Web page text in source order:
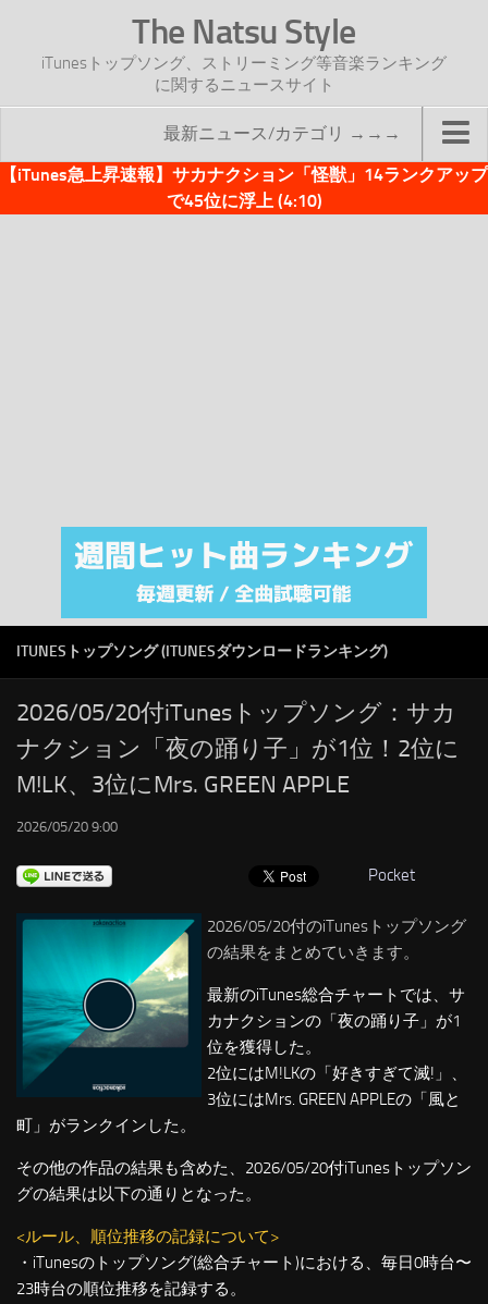
The Natsu Style
iTunesトップソング、ストリーミング等音楽ランキング
に関するニュースサイト
最新ニュース/カテゴリ →→→
TOP
注目カテゴリ
オリジナルiTunes週間トップソング
RSS
LINKS
【iTunes急上昇速報】サカナクション「怪獣」14ランクアップ
で45位に浮上 (4:10)
ITUNESトップソング (ITUNESダウンロードランキング)
2026/05/20付iTunesトップソング：サカ
ナクション「夜の踊り子」が1位！2位に
M!LK、3位にMrs. GREEN APPLE
2026/05/20 9:00
Pocket
2026/05/20付のiTunesトップソング
の結果をまとめていきます。
最新のiTunes総合チャートでは、サ
カナクションの「夜の踊り子」が1
位を獲得した。
2位にはM!LKの「好きすぎて滅!」、
3位にはMrs. GREEN APPLEの「風と
町」がランクインした。
その他の作品の結果も含めた、2026/05/20付iTunesトップソン
グの結果は以下の通りとなった。
<ルール、順位推移の記録について>
・iTunesのトップソング(総合チャート)における、毎日0時台〜
23時台の順位推移を記録する。